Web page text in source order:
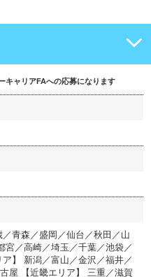
キャリアFAへの応募になります
／青森／盛岡／仙台／秋田／山
宮／高崎／埼玉／千葉／池袋／
】 新潟／富山／金沢／福井／
屋 【近畿エリア】 三重／滋賀